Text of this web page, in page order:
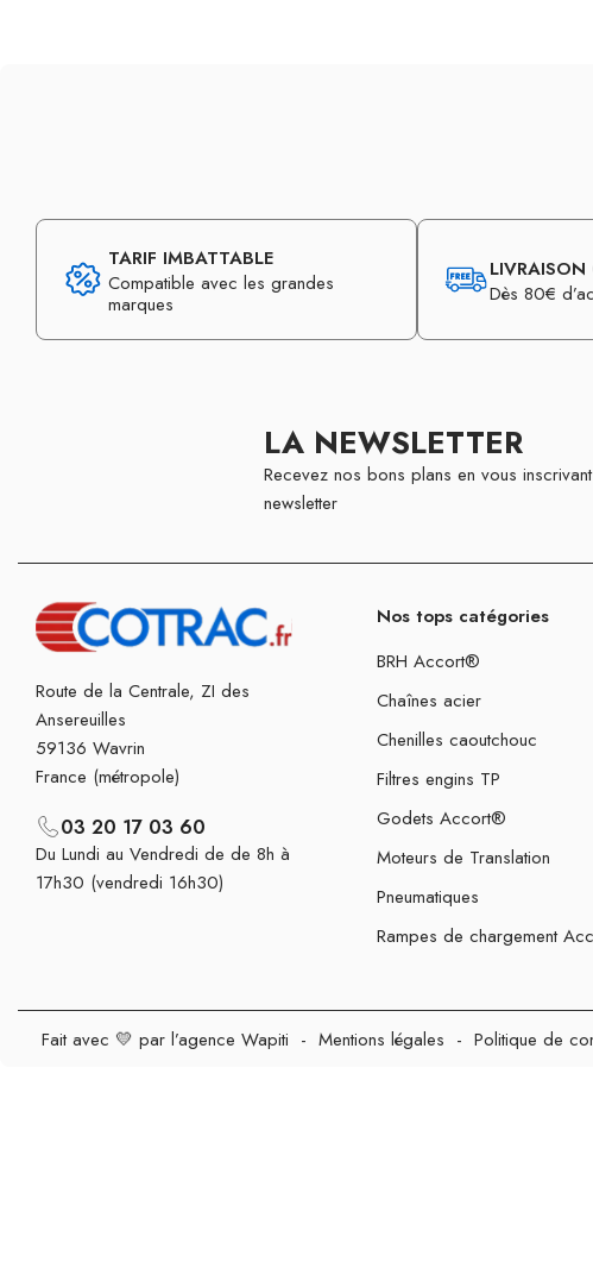
TARIF IMBATTABLE
Compatible avec les grandes
marques
LIVRAISON
Dès 80€
LA NEWSLETTER
Recevez nos bons plans en vous
newsletter
Route de la Centrale, ZI des
Ansereuilles
59136 Wavrin
France (métropole)
03 20 17 03 60
Du Lundi au Vendredi de de 8h à
17h30 (vendredi 16h30)
Nos tops catégories
BRH Accort®
Chaînes acier
Chenilles caoutchouc
Filtres engins TP
Godets Accort®
Moteurs de Translation
Pneumatiques
Rampes de chargement
Fait avec 💛 par l’agence Wapiti - Mentions légales - Politique de